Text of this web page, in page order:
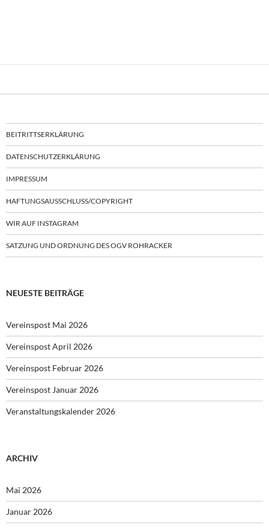
BEITRITTSERKLÄRUNG
DATENSCHUTZERKLÄRUNG
IMPRESSUM
HAFTUNGSAUSSCHLUSS/COPYRIGHT
WIR AUF INSTAGRAM
SATZUNG UND ORDNUNG DES OGV ROHRACKER
NEUESTE BEITRÄGE
Vereinspost Mai 2026
Vereinspost April 2026
Vereinspost Februar 2026
Vereinspost Januar 2026
Veranstaltungskalender 2026
ARCHIV
Mai 2026
Januar 2026